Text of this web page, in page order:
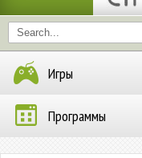
Игры
Программы